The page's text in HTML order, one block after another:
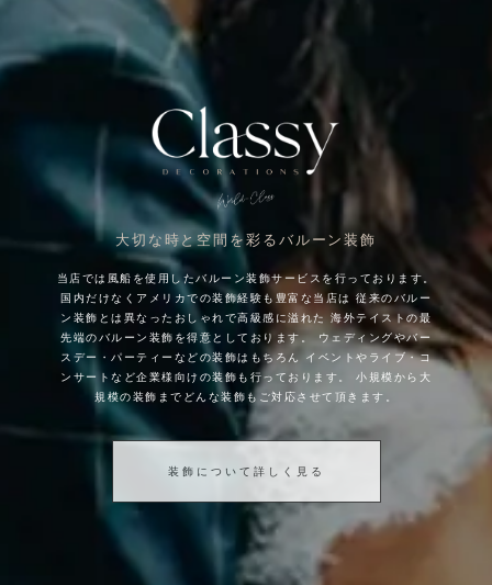
大切な時と空間を彩るバルーン装飾
当店では風船を使用したバルーン装飾サービスを行っております。
国内だけなくアメリカでの装飾経験も豊富な当店は
従来のバルー
ン装飾とは異なったおしゃれで高級感に溢れた
海外テイストの最
先端のバルーン装飾を得意としております。
ウェディングやバー
スデー・パーティーなどの装飾はもちろん
イベントやライブ・コ
ンサートなど企業様向けの装飾も行っております。
小規模から大
規模の装飾までどんな装飾もご対応させて頂きます。
装飾について詳しく見る